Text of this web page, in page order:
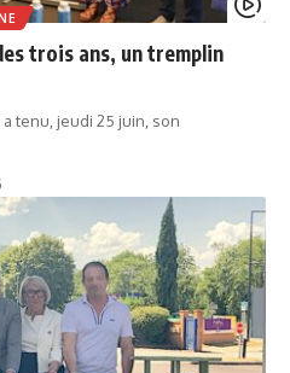
trois ans, un tremplin
tenu, jeudi 25 juin, son